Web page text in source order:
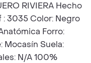
RIVIERA Hecho
: 3035 Color: Negro
Forro:
Mocasín Suela:
N/A 100%